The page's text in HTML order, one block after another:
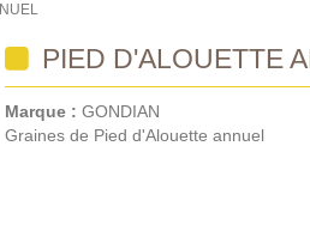
PIED D'ALOUETTE
Marque : GONDIAN
Graines de Pied d'Alouette annuel